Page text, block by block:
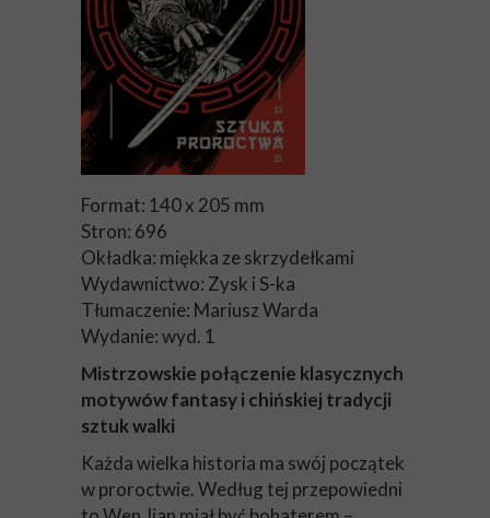
Format: 140 x 205 mm
Stron: 696
Okładka: miękka ze skrzydełkami
Wydawnictwo: Zysk i S-ka
Tłumaczenie: Mariusz Warda
Wydanie: wyd. 1
Mistrzowskie połączenie klasycznych
motywów fantasy i chińskiej tradycji
sztuk walki
Każda wielka historia ma swój początek
w proroctwie. Według tej przepowiedni